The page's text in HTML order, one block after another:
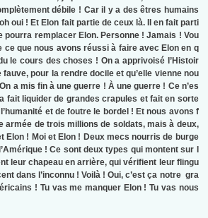
débile ! Car il y a des êtres humains
oui ! Et Elon fait partie de ceux là. Il en fait parti
pourra remplacer Elon. Personne ! Jamais ! Vou
ce que nous avons réussi à faire avec Elon en q
le cours des choses ! On a apprivoisé l’Histoir
pour la rendre docile et qu’elle vienne nou
a mis fin à une guerre ! À une guerre ! Ce n’es
fait liquider de grandes crapules et fait en sorte
et de foutre le bordel ! Et nous avons f
armée de trois millions de soldats, mais à deux,
Elon ! Moi et Elon ! Deux mecs nourris de burge
! Ce sont deux types qui montent sur l
leur chapeau en arrière, qui vérifient leur flingu
dans l’inconnu ! Voilà ! Oui, c’est ça notre gra
! Tu vas me manquer Elon ! Tu vas nous